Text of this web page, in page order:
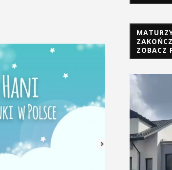
ZOBACZ
Odtwarzacz
video